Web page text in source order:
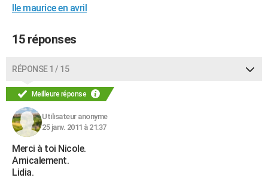
Dictionnaire
Biographies
Citations
Expressions
Proverbes
COPAINS D'AVANT
S'inscrire
Se connecter
Lycées
Collèges
Primaires
Universités
Entreprises
Service militaire
Avis de recherche
AVIS DE DÉCÈS
FORUM
Bricolage
Lifestyle
Culture
Sport
Auto
Television
Voyage
Cinema
Ile maurice en avril
15 réponses
RÉPONSE 1 / 15
Meilleure réponse
Utilisateur anonyme
25 janv. 2011 à 21:37
Merci à toi Nicole.
Amicalement.
Lidia.